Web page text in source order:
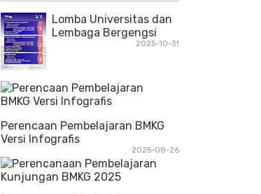
Lomba Universitas dan
Lembaga Bergengsi
2025-10-31
Perencaan Pembelajaran BMKG
Versi Infografis
2025-08-26